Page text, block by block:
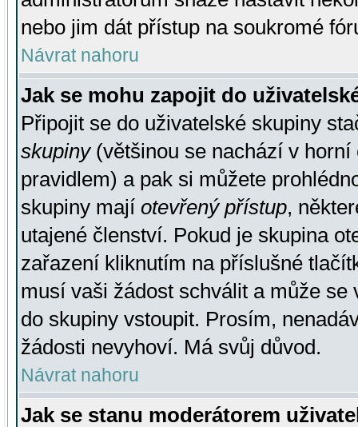
nebo jim dát přístup na soukromé
Návrat nahoru
Jak se mohu zapojit do
Připojit se do uživatelské skupiny
skupiny(většinou se nachází v horní
pravidlem) a pak si můžete
skupiny mají otevřený přístup,
utajené členství. Pokud je skupina
zařazení kliknutím na příslušné
musí vaši žádost schválit a může se
do skupiny vstoupit. Prosím,
žádosti nevyhoví. Má svůj důvod.
Návrat nahoru
Jak se stanu moderátorem